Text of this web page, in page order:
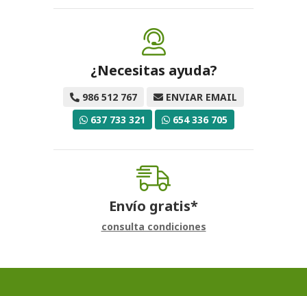
¿Necesitas ayuda?
986 512 767
ENVIAR EMAIL
637 733 321
654 336 705
Envío gratis*
consulta condiciones